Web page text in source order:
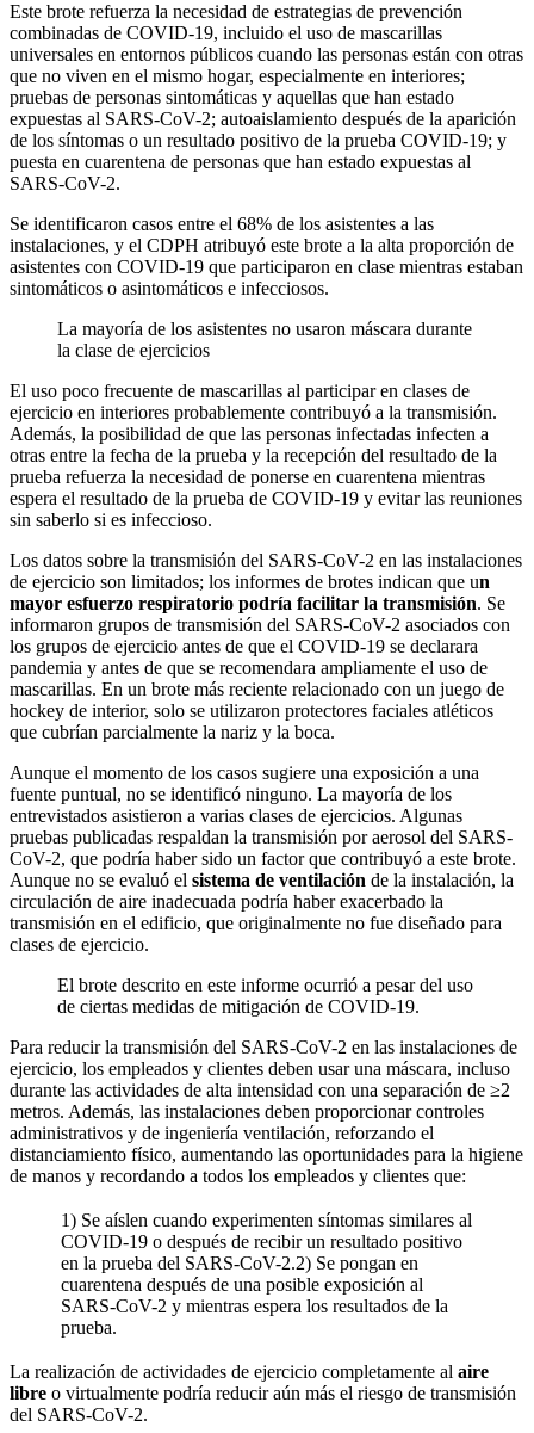
Este brote refuerza la necesidad de estrategias de prevención
combinadas de COVID-19, incluido el uso de mascarillas
universales en entornos públicos cuando las personas están con otras
que no viven en el mismo hogar, especialmente en interiores;
pruebas de personas sintomáticas y aquellas que han estado
expuestas al SARS-CoV-2; autoaislamiento después de la aparición
de los síntomas o un resultado positivo de la prueba COVID-19; y
puesta en cuarentena de personas que han estado expuestas al
SARS-CoV-2.
Se identificaron casos entre el 68% de los asistentes a las
instalaciones, y el CDPH atribuyó este brote a la alta proporción de
asistentes con COVID-19 que participaron en clase mientras estaban
sintomáticos o asintomáticos e infecciosos.
La mayoría de los asistentes no usaron máscara durante
la clase de ejercicios
El uso poco frecuente de mascarillas al participar en clases de
ejercicio en interiores probablemente contribuyó a la transmisión.
Además, la posibilidad de que las personas infectadas infecten a
otras entre la fecha de la prueba y la recepción del resultado de la
prueba refuerza la necesidad de ponerse en cuarentena mientras
espera el resultado de la prueba de COVID-19 y evitar las reuniones
sin saberlo si es infeccioso.
Los datos sobre la transmisión del SARS-CoV-2 en las instalaciones
de ejercicio son limitados; los informes de brotes indican que un
mayor esfuerzo respiratorio podría facilitar la transmisión. Se
informaron grupos de transmisión del SARS-CoV-2 asociados con
los grupos de ejercicio antes de que el COVID-19 se declarara
pandemia y antes de que se recomendara ampliamente el uso de
mascarillas. En un brote más reciente relacionado con un juego de
hockey de interior, solo se utilizaron protectores faciales atléticos
que cubrían parcialmente la nariz y la boca.
Aunque el momento de los casos sugiere una exposición a una
fuente puntual, no se identificó ninguno. La mayoría de los
entrevistados asistieron a varias clases de ejercicios. Algunas
pruebas publicadas respaldan la transmisión por aerosol del SARS-
CoV-2, que podría haber sido un factor que contribuyó a este brote.
Aunque no se evaluó el sistema de ventilación de la instalación, la
circulación de aire inadecuada podría haber exacerbado la
transmisión en el edificio, que originalmente no fue diseñado para
clases de ejercicio.
El brote descrito en este informe ocurrió a pesar del uso
de ciertas medidas de mitigación de COVID-19.
Para reducir la transmisión del SARS-CoV-2 en las instalaciones de
ejercicio, los empleados y clientes deben usar una máscara, incluso
durante las actividades de alta intensidad con una separación de ≥2
metros. Además, las instalaciones deben proporcionar controles
administrativos y de ingeniería ventilación, reforzando el
distanciamiento físico, aumentando las oportunidades para la higiene
de manos y recordando a todos los empleados y clientes que:
1) Se aíslen cuando experimenten síntomas similares al
COVID-19 o después de recibir un resultado positivo
en la prueba del SARS-CoV-2.2) Se pongan en
cuarentena después de una posible exposición al
SARS-CoV-2 y mientras espera los resultados de la
prueba.
La realización de actividades de ejercicio completamente al aire
libre o virtualmente podría reducir aún más el riesgo de transmisión
del SARS-CoV-2.